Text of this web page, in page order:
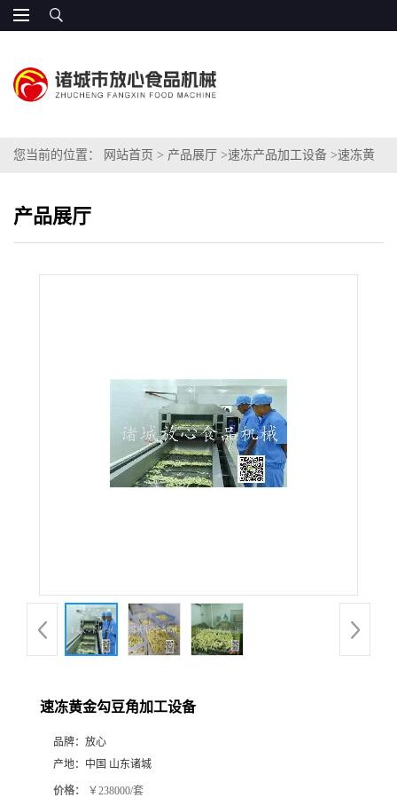
您当前的位置： 网站首页 > 产品展厅 >速冻产品加工设备 >速冻黄
产品展厅
速冻黄金勾豆角加工设备
品牌： 放心
产地： 中国 山东诸城
价格： ￥238000/套